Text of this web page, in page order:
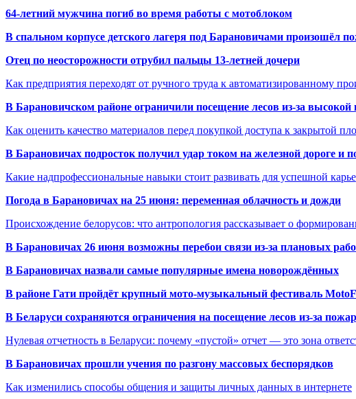
64-летний мужчина погиб во время работы с мотоблоком
В спальном корпусе детского лагеря под Барановичами произошёл
Отец по неосторожности отрубил пальцы 13-летней дочери
Как предприятия переходят от ручного труда к автоматизированному
В Барановичском районе ограничили посещение лесов из-за высокой
Как оценить качество материалов перед покупкой доступа к закрытой
В Барановичах подросток получил удар током на железной дороге и
Какие надпрофессиональные навыки стоит развивать для успешной
Погода в Барановичах на 25 июня: переменная облачность и дожди
Происхождение белорусов: что антропология рассказывает о
В Барановичах 26 июня возможны перебои связи из-за плановых
В Барановичах назвали самые популярные имена новорождённых
В районе Гати пройдёт крупный мото-музыкальный фестиваль
В Беларуси сохраняются ограничения на посещение лесов из-за
Нулевая отчетность в Беларуси: почему «пустой» отчет — это зона
В Барановичах прошли учения по разгону массовых беспорядков
Как изменились способы общения и защиты личных данных в интернете